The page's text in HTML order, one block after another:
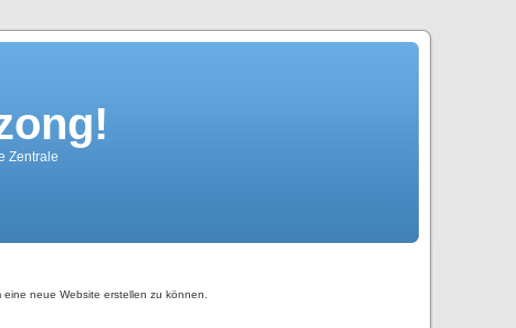
Zentrale
eine neue Website erstellen zu können.